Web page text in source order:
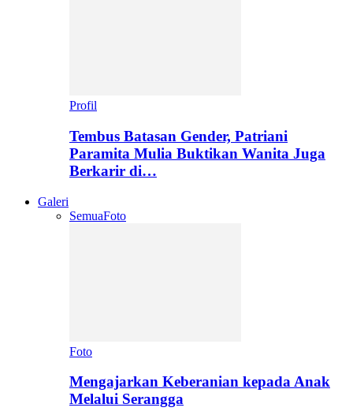
Profil
Tembus Batasan Gender, Patriani
Paramita Mulia Buktikan Wanita Juga
Berkarir di…
Galeri
SemuaFoto
Foto
Mengajarkan Keberanian kepada Anak
Melalui Serangga